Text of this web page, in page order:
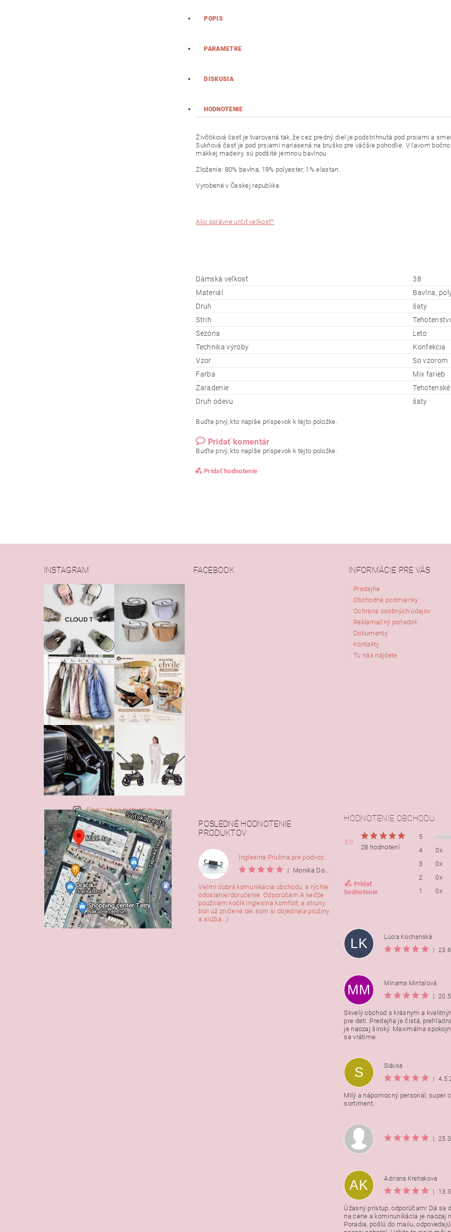
POPIS
PARAMETRE
DISKUSIA
HODNOTENIE
Živôtiková časť je tvarovaná tak, že cez predný diel je podstrihnutá pod prsiami a
Sukňová časť je pod prsiami nariasená na bruško pre väčšie pohodlie. V ľavom
mäkkej madeiry, sú podšité jemnou bavlnou
Zloženie: 80% bavlna, 19% polyester, 1 % elastan
Vyrobenév Českej republike.
Ako správne určiť veľkosť?
Dámská veľkosť
38
Materiál
Bavlna,
Druh
šaty
Strih
Sezóna
Leto
Technika výroby
Konfekcia
Vzor
So vzorom
Farba
Mix farieb
Zaradenie
Druh odevu
šaty
Buďte prvý, kto napíše príspevok k tejto položke.
Pridať komentár
Buďte prvý, kto napíše príspevok k tejto položke.
Pridať hodnotenie
podmienkami ochrany osobných údajov
INSTAGRAM
Sledovať na Instagrame
FACEBOOK INFORMÁCIE PRE VÁS
Predajňa
Obchodné podmienky
Ochrana osobných údajov
Reklamačný poriadok
Dokumenty
Kontakty
Tu nás nájdete
POSLEDNÉ HODNOTENIE
PRODUKTOV
|
Monika Dorušáková
Veľmi dobrá komunikácia obchodu, a rýchle
odoslanie/doručenie. Odporúčam A keďže
používam kočík inglesina komfort, a struny
boli už zničené tak som si objednala pružiny
a slúžia. :)
HODNOTENIE OBCHODU
5,0
28 hodnotení
Pridať
hodnotenie
5
4
0x
3
0x
2
0x
1
0x
Vložením hodnotenie
podmienkami ochrany
LK
Lucia Kochanská
MM
Miriama Mintaľová
Skvelý obchod s krásnym a
pre deti. Predajňa je čistá,
je naozaj široký. Maximálna
sa vrátime.
S
Slávka
Milý a nápomocný personál, super
sortiment.
AK
Adriana Krehakova
Úžasný prístup, odporúčam! Dá sa
na cene a kominunikácia je naozaj
Poradia, pošlú do mailu,